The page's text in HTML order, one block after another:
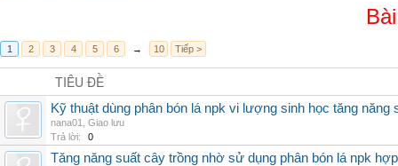
1 2 3 4 5 6 → 10 Tiếp >
TIÊU ĐỀ
Kỹ thuật dùng phân bón lá npk vi lượng sinh học tăng năng
nana01
Giao lưu
Trả lời:
0
Tăng năng suất cây trồng nhờ sử dụng phân bón lá npk